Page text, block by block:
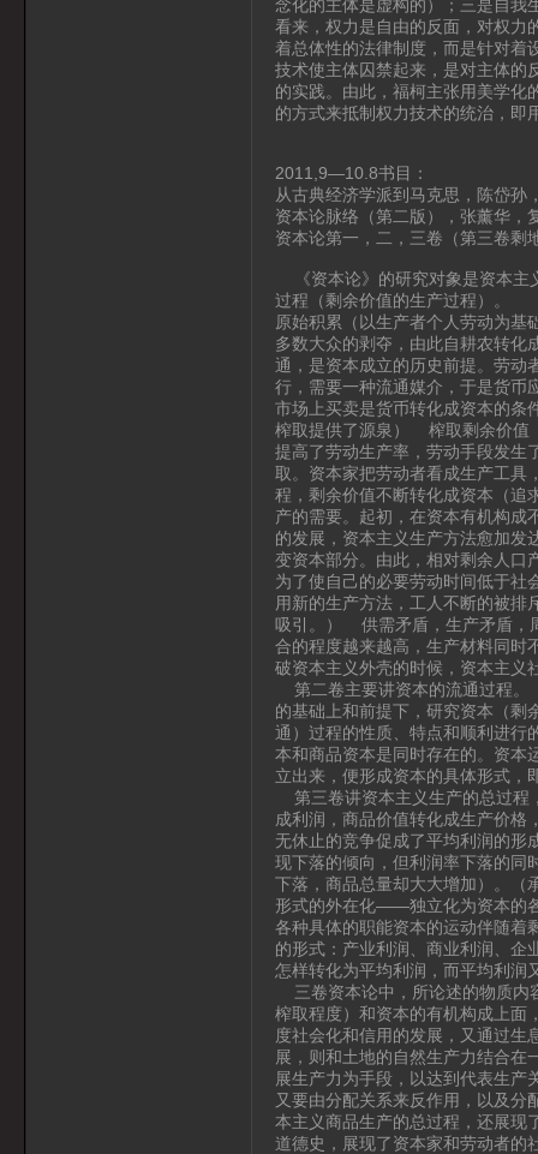
念化的主体是虚构的）；三是自我
看来，权力是自由的反面，对权力
着总体性的法律制度，而是针对着
技术使主体囚禁起来，是对主体的
的实践。由此，福柯主张用美学化
的方式来抵制权力技术的统治，即
2011,9—10.8书目：
从古典经济学派到马克思，陈岱孙
资本论脉络（第二版），张薰华，
资本论第一，二，三卷（第三卷剩
《资本论》的研究对象是资本主
过程（剩余价值的生产过程）。
原始积累（以生产者个人劳动为基
多数大众的剥夺，由此自耕农转
通，是资本成立的历史前提。劳
行，需要一种流通媒介，于是货
市场上买卖是货币转化成资本的条
榨取提供了源泉） 榨取剩余价值
提高了劳动生产率，劳动手段发生
取。资本家把劳动者看成生产工
程，剩余价值不断转化成资本（追
产的需要。起初，在资本有机构成
的发展，资本主义生产方法愈加发
变资本部分。由此，相对剩余人
为了使自己的必要劳动时间低于社
用新的生产方法，工人不断的被排
吸引。） 供需矛盾，生产矛盾，
合的程度越来越高，生产材料同时
破资本主义外壳的时候，资本主义
第二卷主要讲资本的流通过程。
的基础上和前提下，研究资本（剩
通）过程的性质、特点和顺利进
本和商品资本是同时存在的。资本
立出来，便形成资本的具体形式，
第三卷讲资本主义生产的总过程
成利润，商品价值转化成生产价格
无休止的竞争促成了平均利润的形
现下落的倾向，但利润率下落的同
下落，商品总量却大大增加）。（
形式的外在化——独立化为资本的
各种具体的职能资本的运动伴随着
的形式：产业利润、商业利润、企
怎样转化为平均利润，而平均利润
三卷资本论中，所论述的物质内
榨取程度）和资本的有机构成上面
度社会化和信用的发展，又通过生
展，则和土地的自然生产力结合在
展生产力为手段，以达到代表生产
又要由分配关系来反作用，以及分
本主义商品生产的总过程，还展现
道德史，展现了资本家和劳动者的